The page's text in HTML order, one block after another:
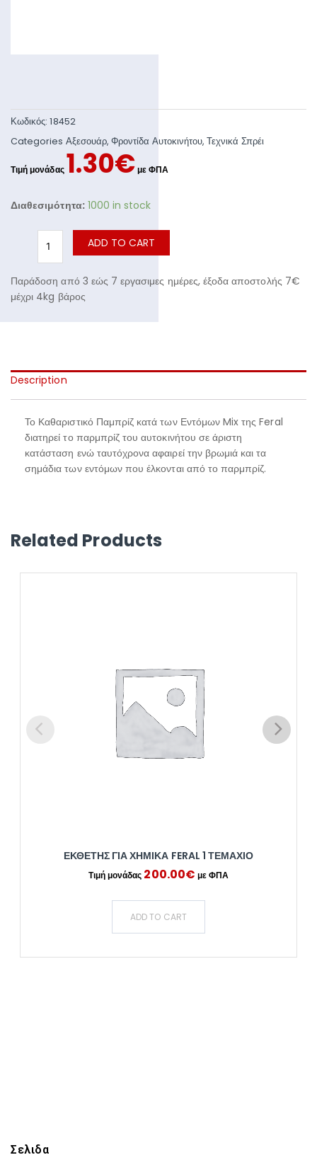
Κωδικός:18452
Categories Αξεσουάρ,Φροντίδα Αυτοκινήτου,Τεχνικά Σπρέι
1.30€
Διαθεσιμότητα: 1000 in stock
ADD TO CART
Παράδοση από 3 εώς 7 εργασιμες ημέρες, έξοδα αποστολής 7€
μέχρι 4kg βάρος
Description
Το Καθαριστικό Παμπρίζ κατά των Εντόμων Mix της Feral
διατηρεί το παρμπρίζ του αυτοκινήτου σε άριστη
κατάσταση ενώ ταυτόχρονα αφαιρεί την βρωμιά και τα
σημάδια των εντόμων που έλκονται από το παρμπρίζ.
Related Products
ΕΚΘΈΤΗΣ ΓΙΑ ΧΗΜΙΚΆ FERAL 1 ΤΕΜΆΧΙΟ
200.00€
ADD TO CART
Σελιδα